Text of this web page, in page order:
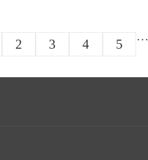
时，我们可以···
2 3 4 5 ···